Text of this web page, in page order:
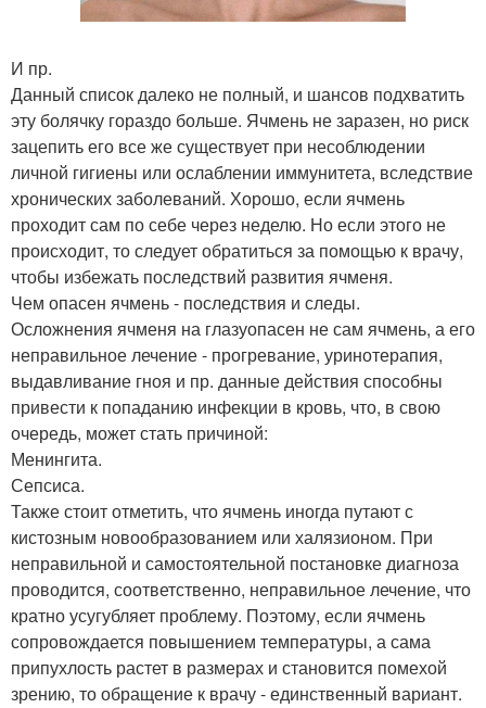
И пр.
Данный список далеко не полный, и шансов подхватить
эту болячку гораздо больше. Ячмень не заразен, но риск
зацепить его все же существует при несоблюдении
личной гигиены или ослаблении иммунитета, вследствие
хронических заболеваний. Хорошо, если ячмень
проходит сам по себе через неделю. Но если этого не
происходит, то следует обратиться за помощью к врачу,
чтобы избежать последствий развития ячменя.
Чем опасен ячмень - последствия и следы.
Осложнения ячменя на глазуопасен не сам ячмень, а его
неправильное лечение - прогревание, уринотерапия,
выдавливание гноя и пр. данные действия способны
привести к попаданию инфекции в кровь, что, в свою
очередь, может стать причиной:
Менингита.
Сепсиса.
Также стоит отметить, что ячмень иногда путают с
кистозным новообразованием или халязионом. При
неправильной и самостоятельной постановке диагноза
проводится, соответственно, неправильное лечение, что
кратно усугубляет проблему. Поэтому, если ячмень
сопровождается повышением температуры, а сама
припухлость растет в размерах и становится помехой
зрению, то обращение к врачу - единственный вариант.